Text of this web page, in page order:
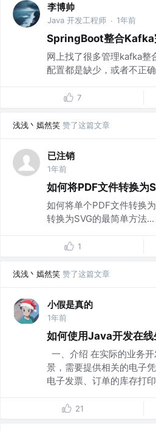
李博帅
Java 开发工程师 · 1年前
SpringBoot整合Kafka
网上找了很多管理kafka
配置都是缺少，或者不正
7
浅浅丶嫣然笑 赞了这篇文章
已注销
1年前
如何将PDF文件转换为
如何将单个PDF文件转换
转换为SVG的最简单方法...
1
浅浅丶嫣然笑 赞了这篇文章
小假是真的
1年前
如何使用Java开发在线
一、介绍 在实际的业务
景，需要提供相关的电子
电子发票、订单的库存打
21